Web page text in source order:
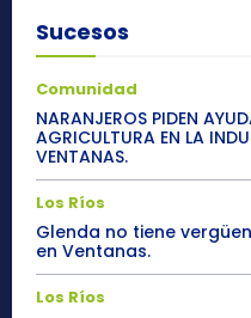
Sucesos
Comunidad
NARANJEROS PIDEN
AGRICULTURA EN LA
VENTANAS.
Los Ríos
Glenda no tiene
en Ventanas.
Los Ríos